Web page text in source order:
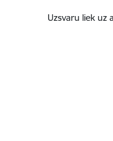
Uzsvaru liek uz